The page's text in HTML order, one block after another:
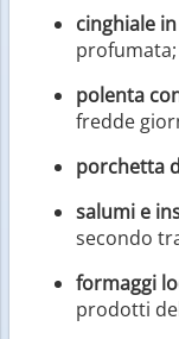
cinghiale
profumata;
polenta
fredde
porchetta
salumi e
secondo
formaggi
prodotti